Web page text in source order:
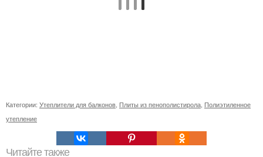
Категории: Утеплители для балконов Плиты из пенополистирола Полиэтиленное
утепление
Читайте также